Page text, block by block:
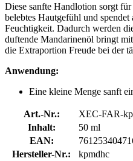
Diese sanfte Handlotion sorgt
belebtes Hautgefühl und
Feuchtigkeit. Dadurch werden
duftende Mandarinenöl bringt
die Extraportion Freude bei der
Anwendung:
Eine kleine Menge sanft
Art.-Nr.:
XEC-FAR-
Inhalt:
50 ml
EAN:
Hersteller-Nr.:
kpmdhc